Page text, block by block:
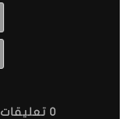
0 تعليقات